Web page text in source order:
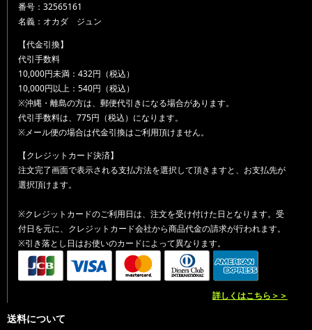
番号：32565161
名義：オカダ ジュン
【代金引換】
代引手数料
10,000円未満：432円（税込）
10,000円以上：540円（税込）
※沖縄・離島の方は、郵便代引きになる場合があります。
代引手数料は、775円（税込）になります。
※メール便の場合は代金引換はご利用頂けません。
【クレジットカード決済】
注文完了画面で表示される支払方法を選択して頂きますと、お支払先が
選択頂けます。
※クレジットカードのご利用日は、注文を受け付けた日となります。受
付日を元に、クレジットカード会社から商品代金の請求が行われます。
※引き落とし日はお使いのカードによって異なります。
詳しくはこちら＞＞
送料について